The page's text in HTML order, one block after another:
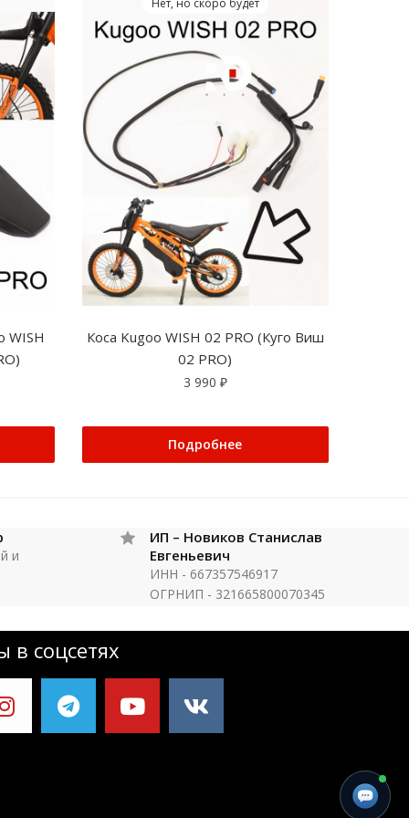
WISH
Коса Kugoo WISH 02 PRO (Куго Виш
02 PRO)
3 990 ₽
Подробнее
и
ИП – Новиков Станислав
Евгеньевич
ИНН - 667357546917
ОГРНИП - 321665800070345
в соцсетях